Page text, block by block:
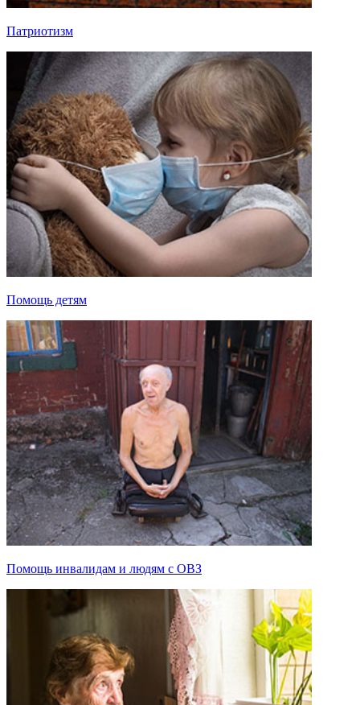
Патриотизм
Помощь детям
Помощь инвалидам и людям с ОВЗ